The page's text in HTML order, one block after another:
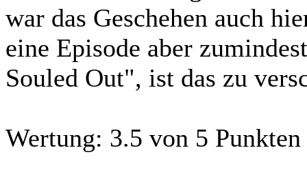
war das Geschehen auch
eine Episode aber
Souled Out", ist das zu
Wertung: 3.5 von 5 Punkten